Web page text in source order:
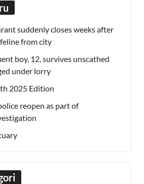
suddenly closes weeks after
from city
boy, 12, survives unscathed
under lorry
2025 Edition
reopen as part of